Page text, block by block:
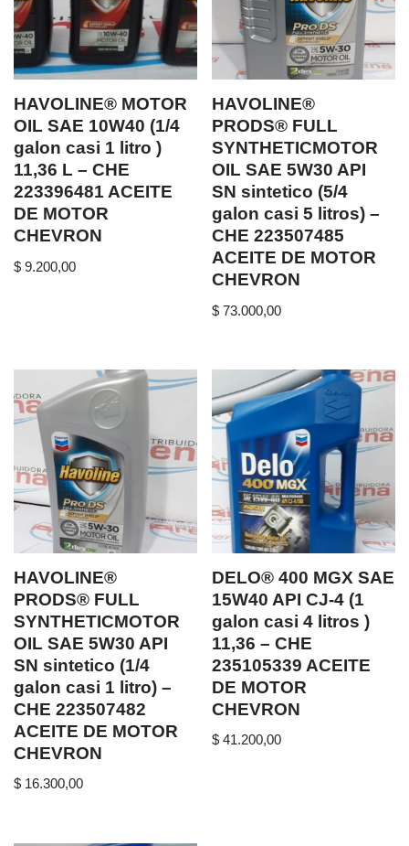
HAVOLINE® MOTOR
OIL SAE 10W40 (1/4
galon casi 1 litro )
11,36 L – CHE
223396481 ACEITE
DE MOTOR
CHEVRON
$ 9.200,00
HAVOLINE®
PRODS® FULL
SYNTHETICMOTOR
OIL SAE 5W30 API
SN sintetico (5/4
galon casi 5 litros) –
CHE 223507485
ACEITE DE MOTOR
CHEVRON
$ 73.000,00
HAVOLINE®
PRODS® FULL
SYNTHETICMOTOR
OIL SAE 5W30 API
SN sintetico (1/4
galon casi 1 litro) –
CHE 223507482
ACEITE DE MOTOR
CHEVRON
$ 16.300,00
DELO® 400 MGX SAE
15W40 API CJ-4 (1
galon casi 4 litros )
11,36 – CHE
235105339 ACEITE
DE MOTOR
CHEVRON
$ 41.200,00